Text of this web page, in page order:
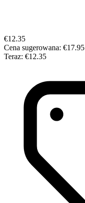
€12.35
Cena sugerowana: €17.95
Teraz: €12.35